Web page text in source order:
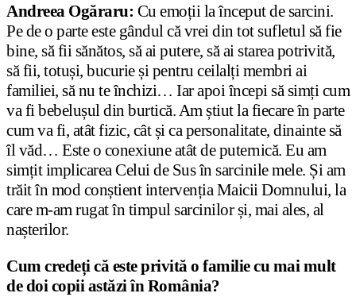
Andreea Ogăraru: Cu emoții la început de sarcini.
Pe de o parte este gândul că vrei din tot sufletul să fie
bine, să fii sănătos, să ai putere, să ai starea potrivită,
să fii, totuși, bucurie și pentru ceilalți membri ai
familiei, să nu te închizi… Iar apoi începi să simți cum
va fi bebelușul din burtică. Am știut la fiecare în parte
cum va fi, atât fizic, cât și ca personalitate, dinainte să
îl văd… Este o conexiune atât de puternică. Eu am
simțit implicarea Celui de Sus în sarcinile mele. Și am
trăit în mod conștient intervenția Maicii Domnului, la
care m-am rugat în timpul sarcinilor și, mai ales, al
nașterilor.
Cum credeți că este privită o familie cu mai mult
de doi copii astăzi în România?